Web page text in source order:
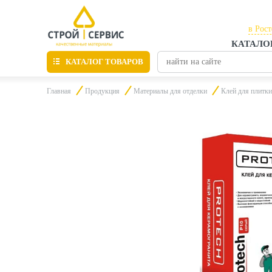
в
в
КАТАЛОГ ТОВАРОВ
Материалы для отделки
Главная Продукция Материалы для отделки Клей для плитки